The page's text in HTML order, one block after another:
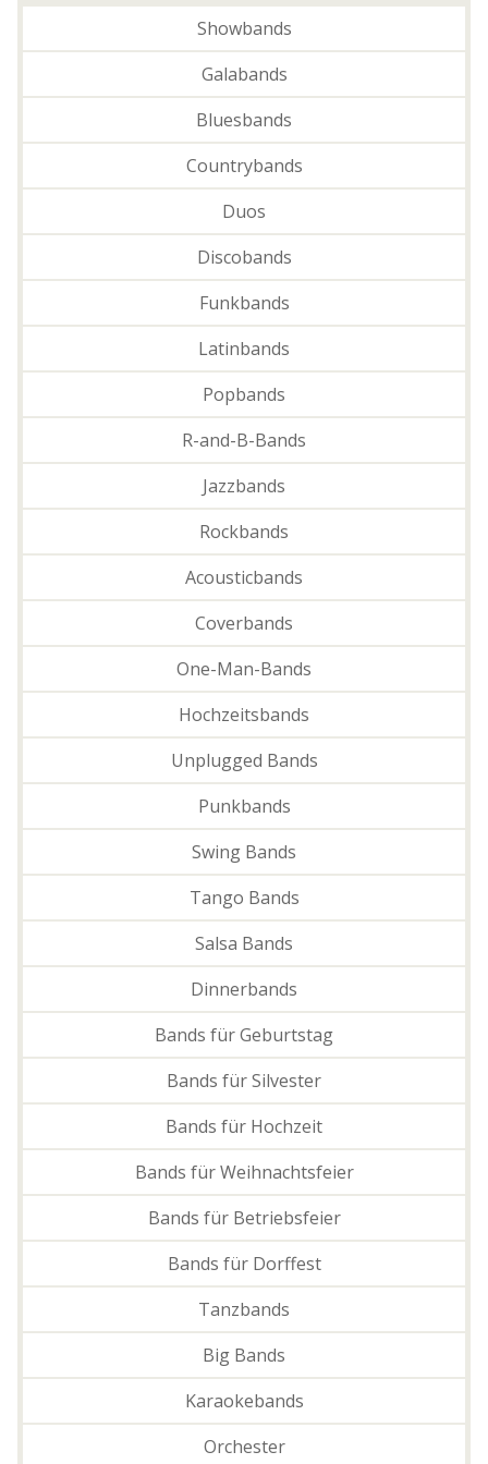
Showbands
Galabands
Bluesbands
Countrybands
Duos
Discobands
Funkbands
Latinbands
Popbands
R-and-B-Bands
Jazzbands
Rockbands
Acousticbands
Coverbands
One-Man-Bands
Hochzeitsbands
Unplugged Bands
Punkbands
Swing Bands
Tango Bands
Salsa Bands
Dinnerbands
Bands für Geburtstag
Bands für Silvester
Bands für Hochzeit
Bands für Weihnachtsfeier
Bands für Betriebsfeier
Bands für Dorffest
Tanzbands
Big Bands
Karaokebands
Orchester